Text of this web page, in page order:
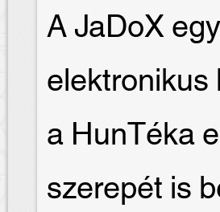
A JaDoX
a HunTéka
szerepét is